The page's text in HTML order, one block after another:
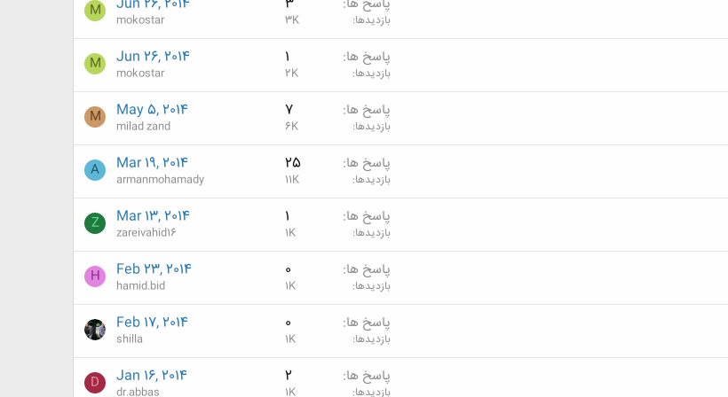
بازدیدها 3K
mokostar
M
پاسخ ها 1
بازدیدها 2K
Jun 26, 2014
mokostar
M
پاسخ ها 7
بازدیدها 6K
May 5, 2014
milad zand
M
پاسخ ها 25
بازدیدها 11K
Mar 19, 2014
armanmohamady
A
پاسخ ها 1
بازدیدها 1K
Mar 13, 2014
zareivahid16
Z
پاسخ ها 0
بازدیدها 1K
Feb 23, 2014
hamid.bid
H
پاسخ ها 0
بازدیدها 1K
Feb 17, 2014
shilla
پاسخ ها 2
بازدیدها 1K
Jan 16, 2014
dr.abbas
D